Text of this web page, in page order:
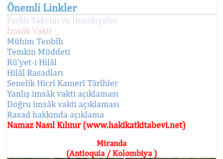
Önemli Linkler
Farklı Takvim ve İmsâkiyeler
İmsâk Vakti
Mühim Tenbîh
Temkin Müddeti
Rü'yet-i Hilâl
Hilâl Rasadları
Senelik Hicrî Kamerî Târîhler
Yanlış imsâk vakti açıklaması
Doğru imsâk vakti açıklaması
Rasad hakkında açıklama
Namaz Nasıl Kılınır (www.hakikatkitabevi.net)
Miranda
(Antioquia / Kolombiya )